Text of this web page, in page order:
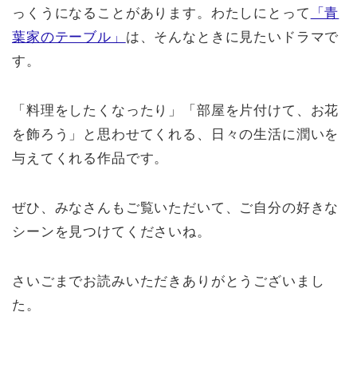
っくうになることがあります。わたしにとって
「青
葉家のテーブル」 は、そんなときに見たいドラマで
す。
「料理をしたくなったり」「部屋を片付けて、お花
を飾ろう」と思わせてくれる、日々の生活に潤いを
与えてくれる作品です。
ぜひ、みなさんもご覧いただいて、ご自分の好きな
シーンを見つけてくださいね。
さいごまでお読みいただきありがとうございまし
た。